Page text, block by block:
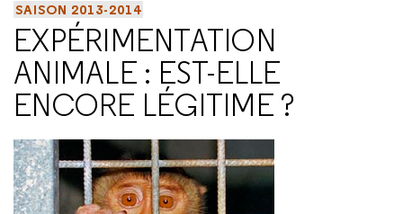
SAISON 2013-2014
EXPÉRIMENTATION
ANIMALE : EST-ELLE
ENCORE LÉGITIME ?